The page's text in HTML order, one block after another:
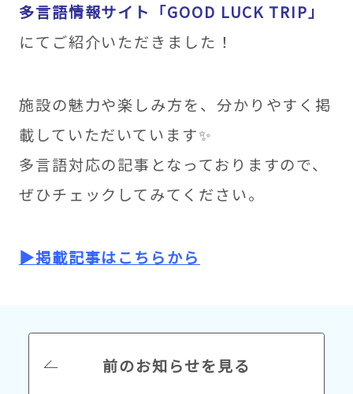
多言語情報サイト「GOOD LUCK TRIP」
にてご紹介いただきました！
施設の魅力や楽しみ方を、分かりやすく掲
載していただいています✨
多言語対応の記事となっておりますので、
ぜひチェックしてみてください。
▶掲載記事はこちらから
前のお知らせを見る